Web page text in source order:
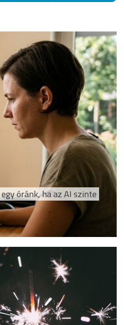
óránk, ha az AI szinte